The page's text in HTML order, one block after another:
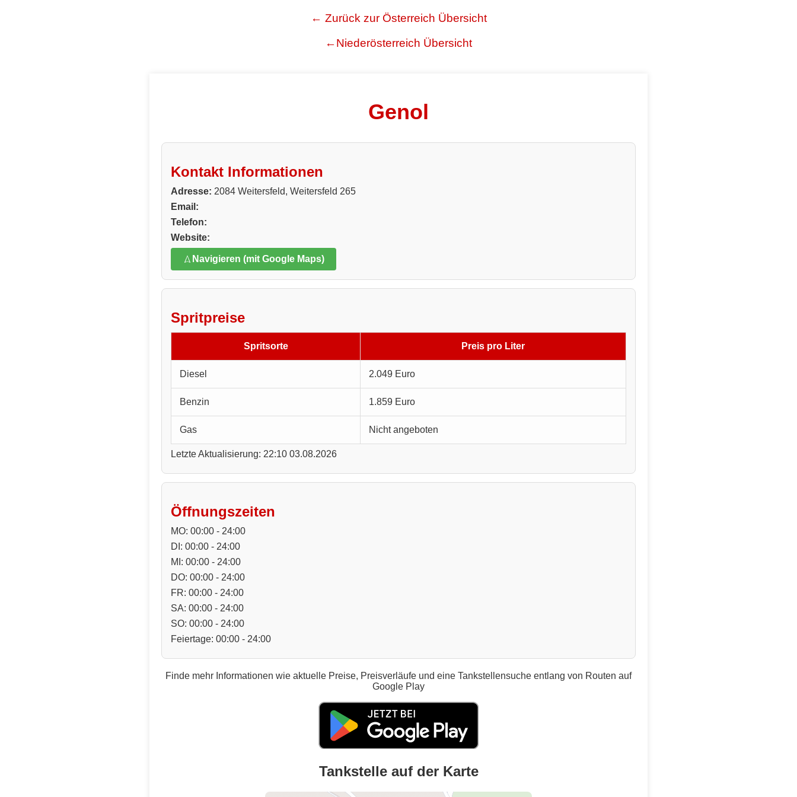
← Zurück zur Österreich Übersicht
←Niederösterreich Übersicht
Genol
Kontakt Informationen
Adresse: 2084 Weitersfeld, Weitersfeld 265
Email:
Telefon:
Website:
Navigieren (mit Google Maps)
Spritpreise
Spritsorte Preis pro Liter
Diesel 2.049 Euro
Benzin 1.859 Euro
Gas Nicht angeboten
Letzte Aktualisierung: 22:10 03.08.2026
Öffnungszeiten
MO: 00:00 - 24:00
DI: 00:00 - 24:00
MI: 00:00 - 24:00
DO: 00:00 - 24:00
FR: 00:00 - 24:00
SA: 00:00 - 24:00
SO: 00:00 - 24:00
Feiertage: 00:00 - 24:00
Finde mehr Informationen wie aktuelle Preise, Preisverläufe und eine Tankstellensuche entlang von Routen auf
Google Play
Tankstelle auf der Karte